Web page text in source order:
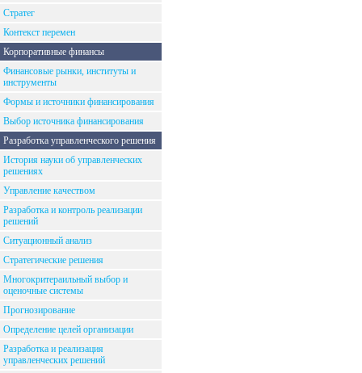
Стратег
Контекст перемен
Корпоративные финансы
Финансовые рынки, институты и
инструменты
Формы и источники финансирования
Выбор источника финансирования
Разработка управленческого решения
История науки об управленческих
решениях
Управление качеством
Разработка и контроль реализации
решений
Ситуационный анализ
Стратегические решения
Многокритераильный выбор и
оценочные системы
Прогнозирование
Определение целей организации
Разработка и реализация
управленческих решений